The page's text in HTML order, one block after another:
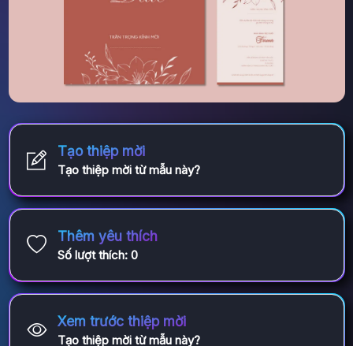
Tạo thiệp mời
Tạo thiệp mời từ mẫu này?
Thêm yêu thích
Số lượt thích: 0
Xem trước thiệp mời
Tạo thiệp mời từ mẫu này?